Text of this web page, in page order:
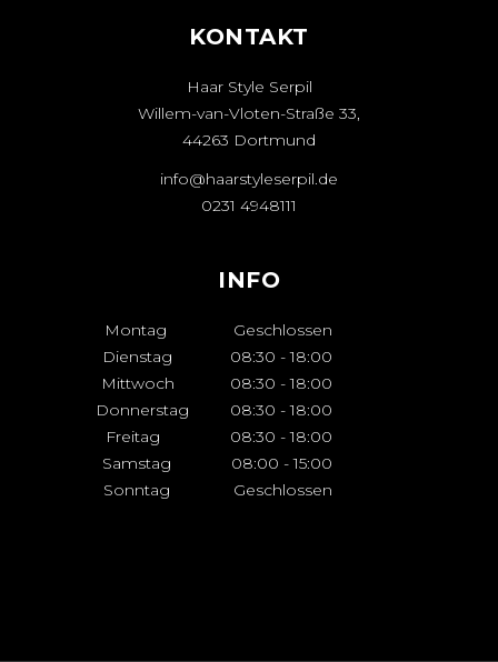
KONTAKT
Haar Style Serpil
Willem-van-Vloten-Straße 33,
44263 Dortmund
info@haarstyleserpil.de
0231 4948111
INFO
Montag
Geschlossen
Dienstag
08:30 - 18:00
Mittwoch
08:30 - 18:00
Donnerstag
08:30 - 18:00
Freitag
08:30 - 18:00
Samstag
08:00 - 15:00
Sonntag
Geschlossen